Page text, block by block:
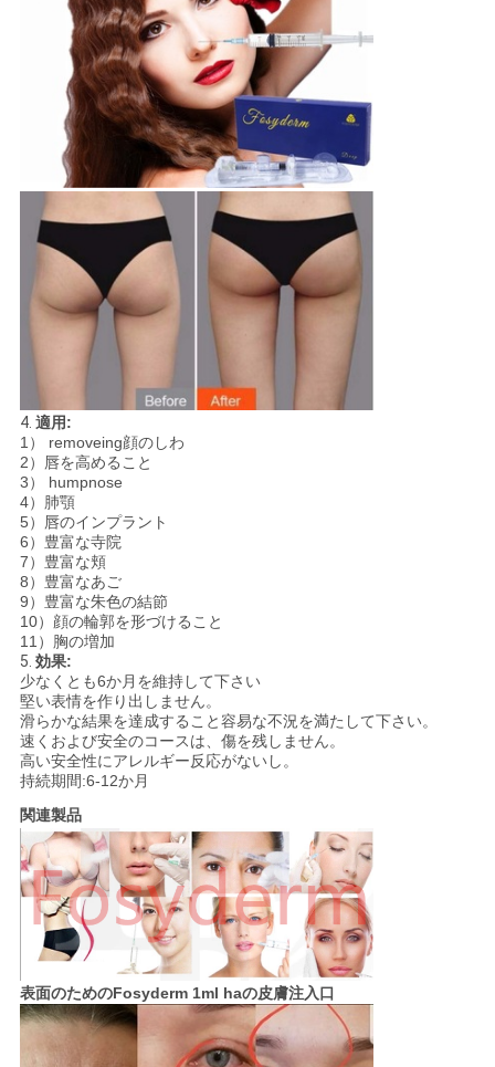
4. 適用:
1） removeing顔のしわ
2）唇を高めること
3） humpnose
4）肺顎
5）唇のインプラント
6）豊富な寺院
7）豊富な頬
8）豊富なあご
9）豊富な朱色の結節
10）顔の輪郭を形づけること
11）胸の増加
5. 効果:
少なくとも6か月を維持して下さい
堅い表情を作り出しません。
滑らかな結果を達成すること容易な不況を満たして下さい。
速くおよび安全のコースは、傷を残しません。
高い安全性にアレルギー反応がないし。
持続期間:6-12か月
関連製品
表面のためのFosyderm 1ml haの皮膚注入口